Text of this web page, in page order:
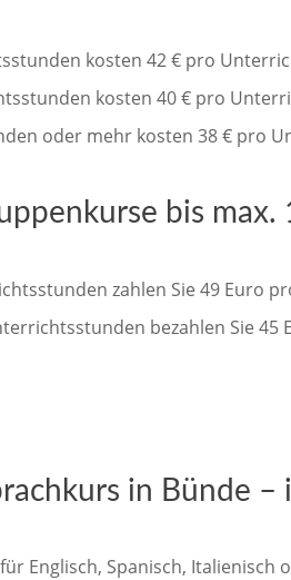
kosten 42 € pro
kosten 40 € pro
oder mehr kosten 38 € pro
bis max.
zahlen Sie 49 Euro
bezahlen Sie 45
in Bünde
Englisch, Spanisch,